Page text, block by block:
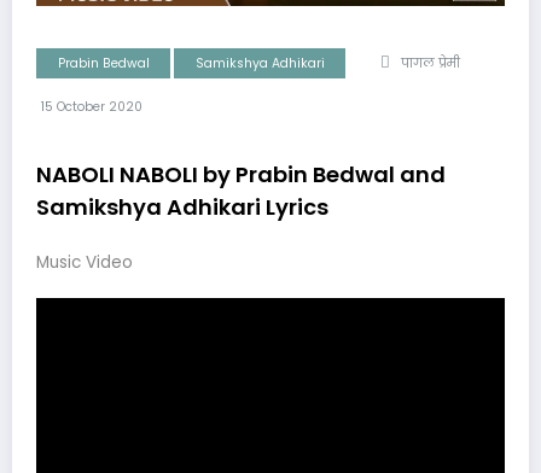
Prabin Bedwal Samikshya Adhikari पागल प्रेमी
15 October 2020
NABOLI NABOLI by Prabin Bedwal and
Samikshya Adhikari Lyrics
Music Video